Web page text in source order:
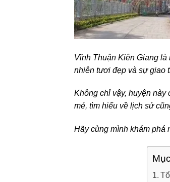
Vĩnh Thuận Kiên Giang
nhiên tươi đẹp và sự giao
Không chỉ vậy, huyện
mẻ, tìm hiểu về lịch sử
Hãy cùng mình khám phá